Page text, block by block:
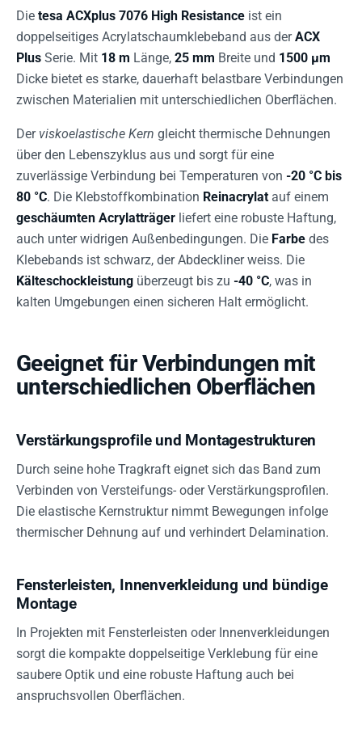
Die tesa ACXplus 7076 High Resistance ist ein
doppelseitiges Acrylatschaumklebeband aus derACX
Plus Serie. Mit 18 m Länge, 25 mm Breite und 1500 µm
Dicke bietet es starke, dauerhaft belastbare Verbindungen
zwischen Materialien mit unterschiedlichen Oberflächen.
Der viskoelastische Kern gleicht thermische Dehnungen
über den Lebenszyklus aus und sorgt für eine
zuverlässige Verbindung bei Temperaturen von -20 °C bis
80 °C. Die Klebstoffkombination Reinacrylat auf einem
geschäumten Acrylatträger liefert eine robuste Haftung,
auch unter widrigen Außenbedingungen. Die Farbe des
Klebebands ist schwarz, der Abdeckliner weiss. Die
Kälteschockleistung überzeugt bis zu -40 °C, was in
kalten Umgebungen einen sicheren Halt ermöglicht.
Geeignet für Verbindungen mit
unterschiedlichen Oberflächen
Verstärkungsprofile und Montagestrukturen
Durch seine hohe Tragkraft eignet sich das Band zum
Verbinden von Versteifungs- oder Verstärkungsprofilen.
Die elastische Kernstruktur nimmt Bewegungen infolge
thermischer Dehnung auf und verhindert Delamination.
Fensterleisten, Innenverkleidung und bündige
Montage
In Projekten mit Fensterleisten oder Innenverkleidungen
sorgt die kompakte doppelseitige Verklebung für eine
saubere Optik und eine robuste Haftung auch bei
anspruchsvollen Oberflächen.